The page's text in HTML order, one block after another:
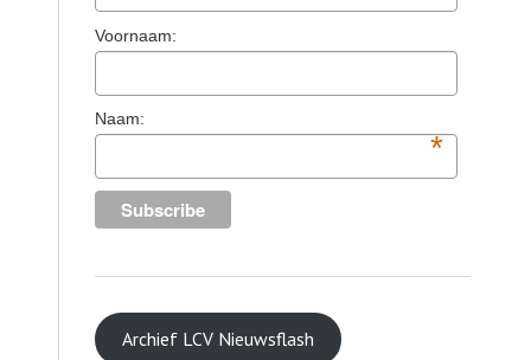
AGENDA
OVER LCV
Voornaam:
Naam:
*
Archief LCV Nieuwsflash